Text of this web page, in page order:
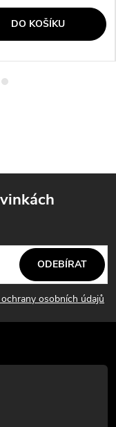
DO KOŠÍKU
osobních údajů
ODEBÍRAT